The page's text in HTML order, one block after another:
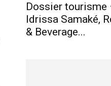
Dossier tourisme
Idrissa Samaké,
& Beverage...